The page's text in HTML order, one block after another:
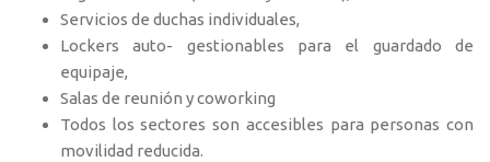
Servicios de duchas individuales,
Lockers auto- gestionables para el guardado de
equipaje,
Salas de reunión y coworking
Todos los sectores son accesibles para personas con
movilidad reducida.